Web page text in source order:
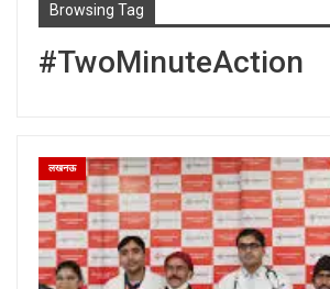
Browsing Tag
#TwoMinuteAction
लखनऊ